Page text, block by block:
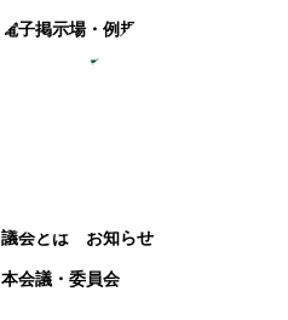
電子掲示場・例規集
議会とは
お知らせ
本会議・委員会